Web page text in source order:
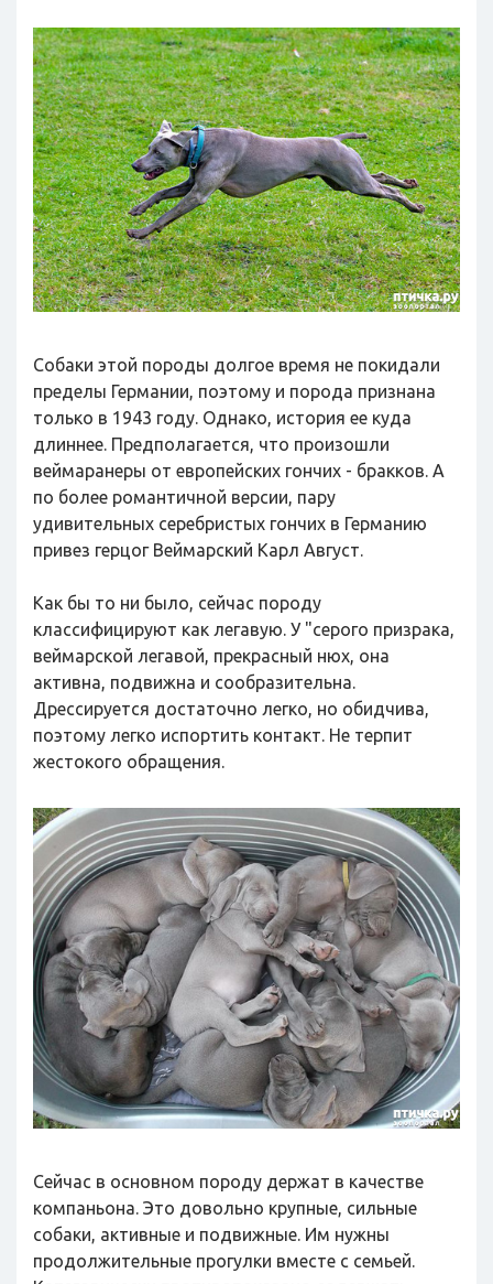
Собаки этой породы долгое время не покидали
пределы Германии, поэтому и порода признана
только в 1943 году. Однако, история ее куда
длиннее. Предполагается, что произошли
веймаранеры от европейских гончих - бракков. А
по более романтичной версии, пару
удивительных серебристых гончих в Германию
привез герцог Веймарский Карл Август.
Как бы то ни было, сейчас породу
классифицируют как легавую. У "серого призрака,
веймарской легавой, прекрасный нюх, она
активна, подвижна и сообразительна.
Дрессируется достаточно легко, но обидчива,
поэтому легко испортить контакт. Не терпит
жестокого обращения.
Сейчас в основном породу держат в качестве
компаньона. Это довольно крупные, сильные
собаки, активные и подвижные. Им нужны
продолжительные прогулки вместе с семьей.